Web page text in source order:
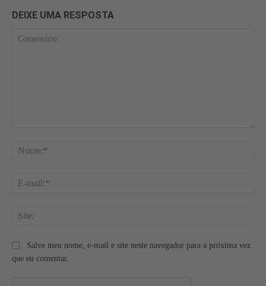
DEIXE UMA RESPOSTA
Salve meu nome, e-mail e site neste navegador para a próxima vez
que eu comentar.